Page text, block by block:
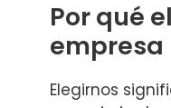
Por qué
empresa
Elegirnos